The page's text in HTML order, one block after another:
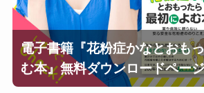
電子書籍『花粉症かなとおも
む本』無料ダウンロードページ